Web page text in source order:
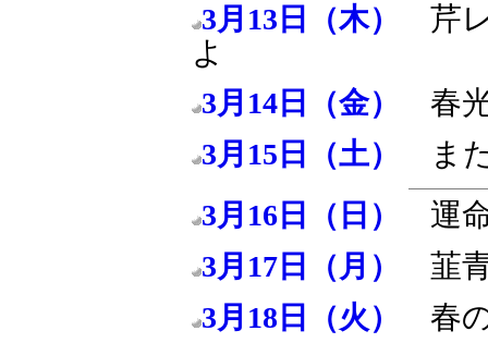
3月13日（木）
芹
よ
3月14日（金） 春
3月15日（土） ま
3月16日（日） 運
3月17日（月） 韮
3月18日（火） 春